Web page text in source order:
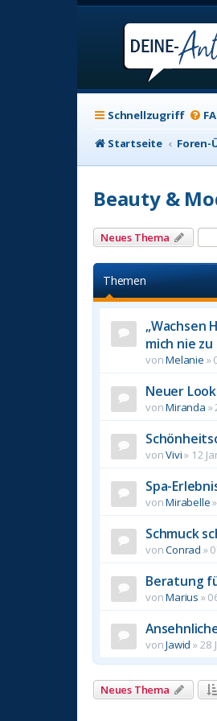
Schnellzugriff
Startseite
Foren-
Beauty &
Neues Thema
Themen
„Wachsen
mich nie
vonMelanie »
Neuer
vonMiranda »
vonVivi» 12
Spa-
vonMirabelle»
Schmuck
vonConrad »
Beratung
vonMarius »
vonJawid »28
Neues Thema